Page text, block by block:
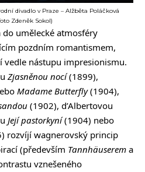
divadlo v Praze – Alžběta Poláčková
Zdeněk Sokol)
do umělecké atmosféry
pozdním romantismem,
vedle nástupu impresionismu.
Zjasněnou nocí(1899),
Madame Butterfly(1904),
(1902), d’Albertovou
Její pastorkyní(1904) nebo
rozvíjí wagnerovský princip
(především Tannhäuserem a
vznešeného